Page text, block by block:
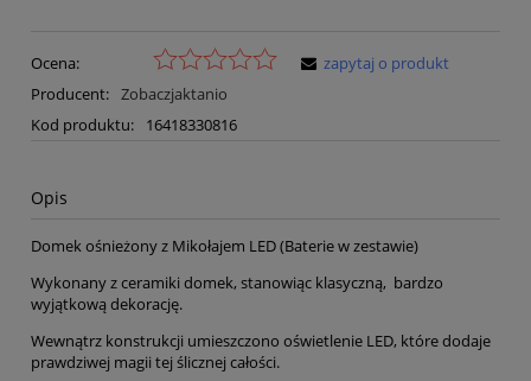
Ocena:
Producent: Zobaczjaktanio
Kod produktu:
16418330816
zapytaj o produkt
Opis
Domek ośnieżony z Mikołajem LED (Baterie w zestawie)
Wykonany z ceramiki domek, stanowiąc klasyczną, bardzo
wyjątkową dekorację.
Wewnątrz konstrukcji umieszczono oświetlenie LED, które dodaje
prawdziwej magii tej ślicznej całości.